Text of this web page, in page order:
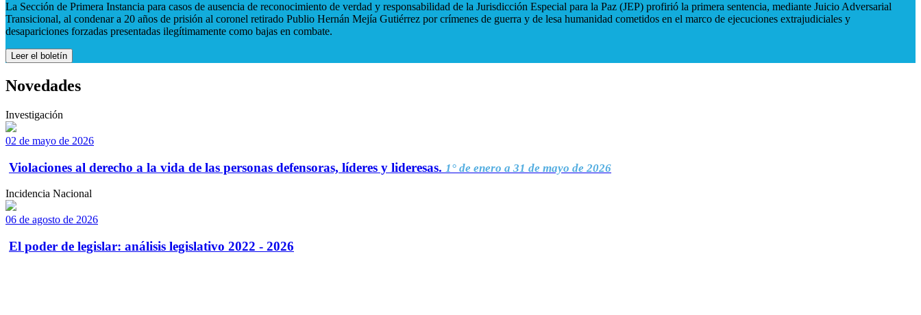
La Sección de Primera Instancia para casos de ausencia de reconocimiento de verdad y responsabilidad de la Jurisdicción Especial para la Paz (JEP) profirió la primera sentencia, mediante Juicio Adversarial
Transicional, al condenar a 20 años de prisión al coronel retirado Publio Hernán Mejía Gutiérrez por crímenes de guerra y de lesa humanidad cometidos en el marco de ejecuciones extrajudiciales y
desapariciones forzadas presentadas ilegítimamente como bajas en combate.
Leer el boletín
Novedades
Investigación
02 de mayo de 2026
Violaciones al derecho a la vida de las personas defensoras, líderes y lideresas. 1° de enero a 31 de mayo de 2026
Incidencia Nacional
06 de agosto de 2026
El poder de legislar: análisis legislativo 2022 - 2026